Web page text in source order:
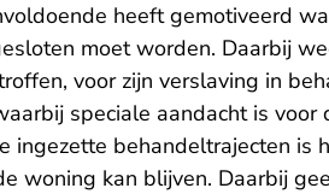
heeft gemotiveerd
moet worden. Daarbij
voor zijn verslaving in
speciale aandacht is
ingezette behandeltrajecten is
woning kan blijven. Daarbij